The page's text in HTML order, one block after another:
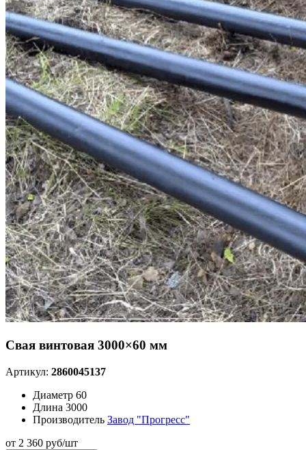
Свая винтовая 3000×60 мм
Артикул: 2860045137
Диаметр 60
Длина 3000
Производитель Завод "Прогресс"
от 2 360 руб/шт